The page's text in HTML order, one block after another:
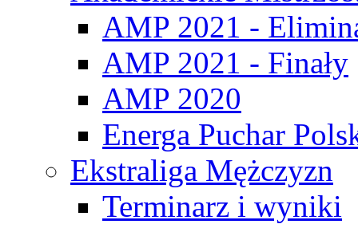
AMP 2021 -
AMP 2021 - Finały
AMP 2020
Energa Puchar
Ekstraliga Mężczyzn
Terminarz i wyniki